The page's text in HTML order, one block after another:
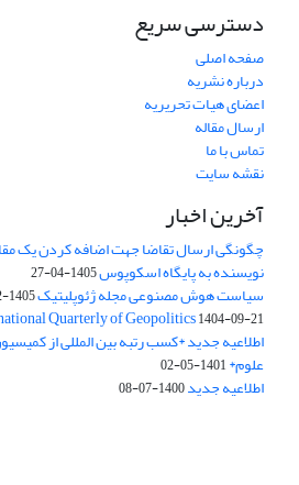
دسترسی سریع
صفحه اصلی
درباره نشریه
اعضای هیات تحریریه
ارسال مقاله
تماس با ما
نقشه سایت
آخرین اخبار
چگونگی ارسال تقاضا جهت اضافه کردن یک
نویسنده به پایگاه اسکوپوس1405-04-27
سیاست هوش مصنوعی مجله ژئوپلیتیک1405-02-22
Quarterly of Geopolitics1404-09-21
اطلاعیه جدید *کسب رتبه بین المللی از
علوم*1401-05-02
اطلاعیه جدید1400-07-08